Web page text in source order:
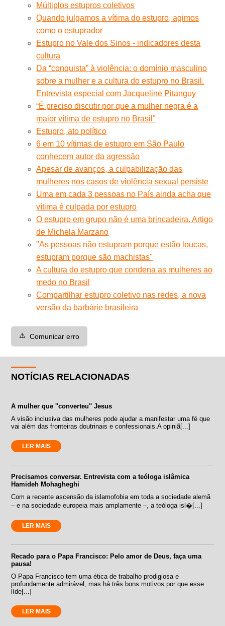
Múltiplos estupros coletivos
Quando julgamos a vítima do estupro, agimos
como o estuprador
Estupro no Vale dos Sinos - indicadores desta
cultura
Da “conquista” à violência: o domínio masculino
sobre a mulher e a cultura do estupro no Brasil.
Entrevista especial com Jacqueline Pitanguy
“É preciso discutir por que a mulher negra é a
maior vítima de estupro no Brasil”
Estupro, ato político
6 em 10 vítimas de estupro em São Paulo
conhecem autor da agressão
Apesar de avanços, a culpabilização das
mulheres nos casos de violência sexual persiste
Uma em cada 3 pessoas no País ainda acha que
vítima é culpada por estupro
O estupro em grupo não é uma brincadeira. Artigo
de Michela Marzano
"As pessoas não estupram porque estão loucas,
estupram porque são machistas"
A cultura do estupro que condena as mulheres ao
medo no Brasil
Compartilhar estupro coletivo nas redes, a nova
versão da barbárie brasileira
⚠️ Comunicar erro
NOTÍCIAS RELACIONADAS
A mulher que ''converteu'' Jesus
A visão inclusiva das mulheres pode ajudar a manifestar uma fé que
vai além das fronteiras doutrinais e confessionais.A opiniã[...]
LER MAIS
Precisamos conversar. Entrevista com a teóloga islâmica
Hamideh Mohagheghi
Com a recente ascensão da islamofobia em toda a sociedade alemã
– e na sociedade europeia mais amplamente –, a teóloga isl�[...]
LER MAIS
Recado para o Papa Francisco: Pelo amor de Deus, faça uma
pausa!
O Papa Francisco tem uma ética de trabalho prodigiosa e
profundamente admirável, mas há três bons motivos por que esse
líde[...]
LER MAIS